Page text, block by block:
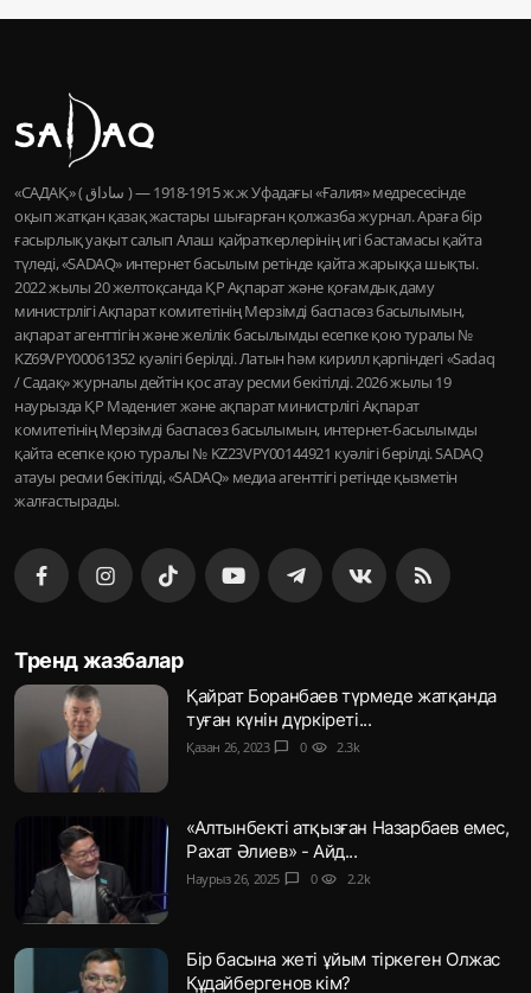
«САДАҚ» ( ساداق ) — 1915-1918 ж.ж Уфадағы «Ғалия» медресесінде
оқып жатқан қазақ жастары шығарған қолжазба журнал. Араға бір
ғасырлық уақыт салып Алаш қайраткерлерінің игі бастамасы қайта
түледі, «SADAQ» интернет басылым ретінде қайта жарыққа шықты.
2022 жылы 20 желтоқсанда ҚР Ақпарат және қоғамдық даму
министрлігі Ақпарат комитетінің Мерзімді баспасөз басылымын,
ақпарат агенттігін және желілік басылымды есепке қою туралы №
KZ69VPY00061352 куәлігі берілді. Латын һәм кирилл қарпіндегі «Sadaq
/ Садақ» журналы дейтін қос атау ресми бекітілді. 2026 жылы 19
наурызда ҚР Мәдениет және ақпарат министрлігі Ақпарат
комитетінің Мерзімді баспасөз басылымын, интернет-басылымды
қайта есепке қою туралы № KZ23VPY00144921 куәлігі берілді. SADAQ
атауы ресми бекітілді, «SADAQ» медиа агенттігі ретінде қызметін
жалғастырады.
Тренд жазбалар
Қайрат Боранбаев түрмеде жатқанда
туған күнін дүркіреті...
Қазан 26, 2023 chat_bubble 0 visibility 2.3k
«Алтынбекті атқызған Назарбаев емес,
Рахат Әлиев» - Айд...
Наурыз 26, 2025 chat_bubble 0 visibility 2.2k
Бір басына жеті ұйым тіркеген Олжас
Құдайбергенов кім?